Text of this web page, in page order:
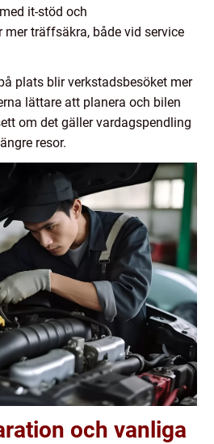
it-stöd och
träffsäkra, både vid service
plats blir verkstadsbesöket mer
lättare att planera och bilen
om det gäller vardagspendling
resor.
och vanliga